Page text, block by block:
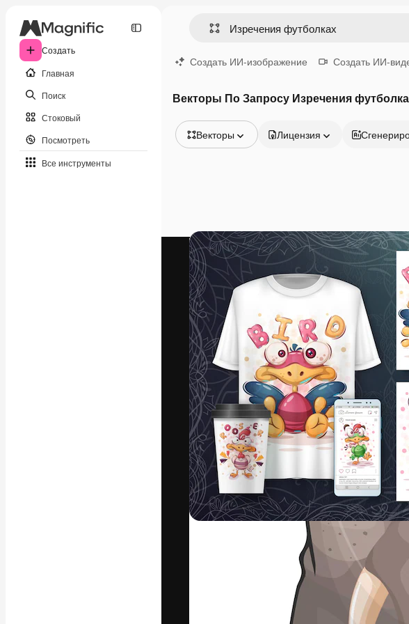
Создать
Главная
Поиск
Стоковый
Посмотреть
Все инструменты
Создать ИИ-изображение Создать ИИ-
Векторы По Запросу Изречения
Векторы
Видео
Видеоролик
Моушн-дизайн
Видеошаблоны
Иконки
3D-модели
Шрифты
Лицензия
Креативная платформа для
ваших лучших работ. Более 1
подписчиков среди креаторов,
предприятий, агентств и студий.
Pусский